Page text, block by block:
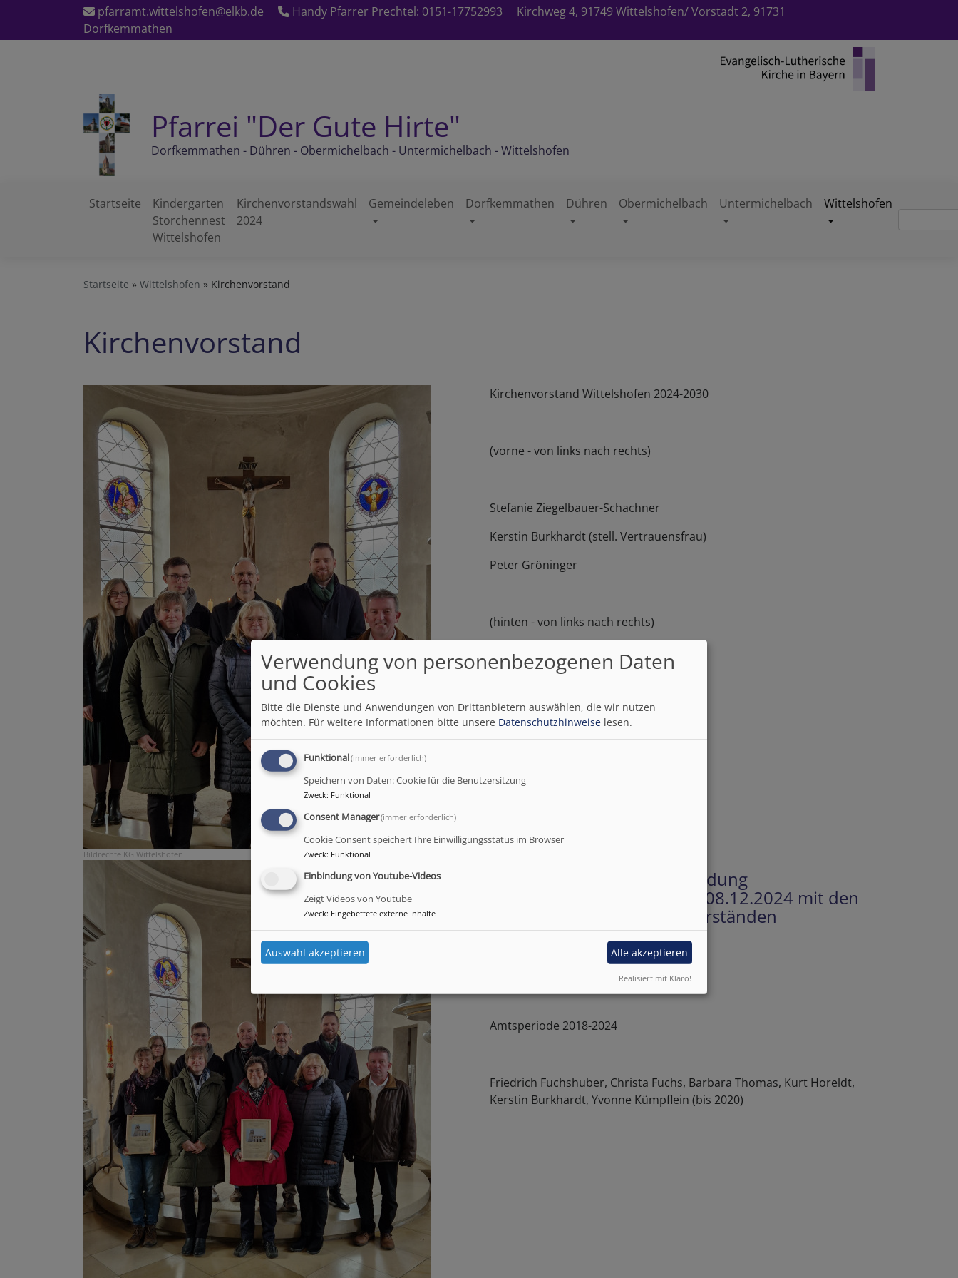
Inhalt
pfarramt.wittelshofen@elkb.de Handy Pfarrer Prechtel: 0151-17752993
Kirchweg 4, 91749 Wittelshofen/ Vorstadt 2, 91731
Dorfkemmathen
Pfarrei "Der Gute Hirte"
Dorfkemmathen - Dühren - Obermichelbach - Untermichelbach - Wittelshofen
Hauptnavigation
Startseite
Kindergarten
Storchennest
Wittelshofen
Kirchenvorstandswahl
2024
Gemeindeleben Dorfkemmathen Dühren Obermichelbach Untermichelbach Wittelshofen
Startseite Wittelshofen Kirchenvorstand
Kirchenvorstand
Bildrechte KG Wittelshofen
Kirchenvorstand Wittelshofen 2024-2030
(vorne - von links nach rechts)
Stefanie Ziegelbauer-Schachner
Kerstin Burkhardt (stell. Vertrauensfrau)
Peter Gröninger
(hinten - von links nach rechts)
Lisa Biehringer
Niklas Kopp
Friedrich Fuchshuber (Vertrauensmann)
Einführung und Verabschiedung
Kirchenvorstand 2. Advent 08.12.2024 mit den
alten und neuen Kirchenvorständen
Amtsperiode 2018-2024
Friedrich Fuchshuber, Christa Fuchs, Barbara Thomas, Kurt Horeldt,
Kerstin Burkhardt, Yvonne Kümpflein (bis 2020)
Verwendung von personenbezogenen Daten
und Cookies
Bitte die Dienste und Anwendungen von Drittanbietern auswählen, die wir nutzen
möchten. Für weitere Informationen bitte unsere Datenschutzhinweise lesen.
Funktional(immer erforderlich)
Speichern von Daten: Cookie für die Benutzersitzung
Zweck: Funktional
Consent Manager(immer erforderlich)
Cookie Consent speichert Ihre Einwilligungsstatus im Browser
Zweck: Funktional
Einbindung von Youtube-Videos
Zeigt Videos von Youtube
Zweck: Eingebettete externe Inhalte
Auswahl akzeptieren Alle akzeptieren
Realisiert mit Klaro!